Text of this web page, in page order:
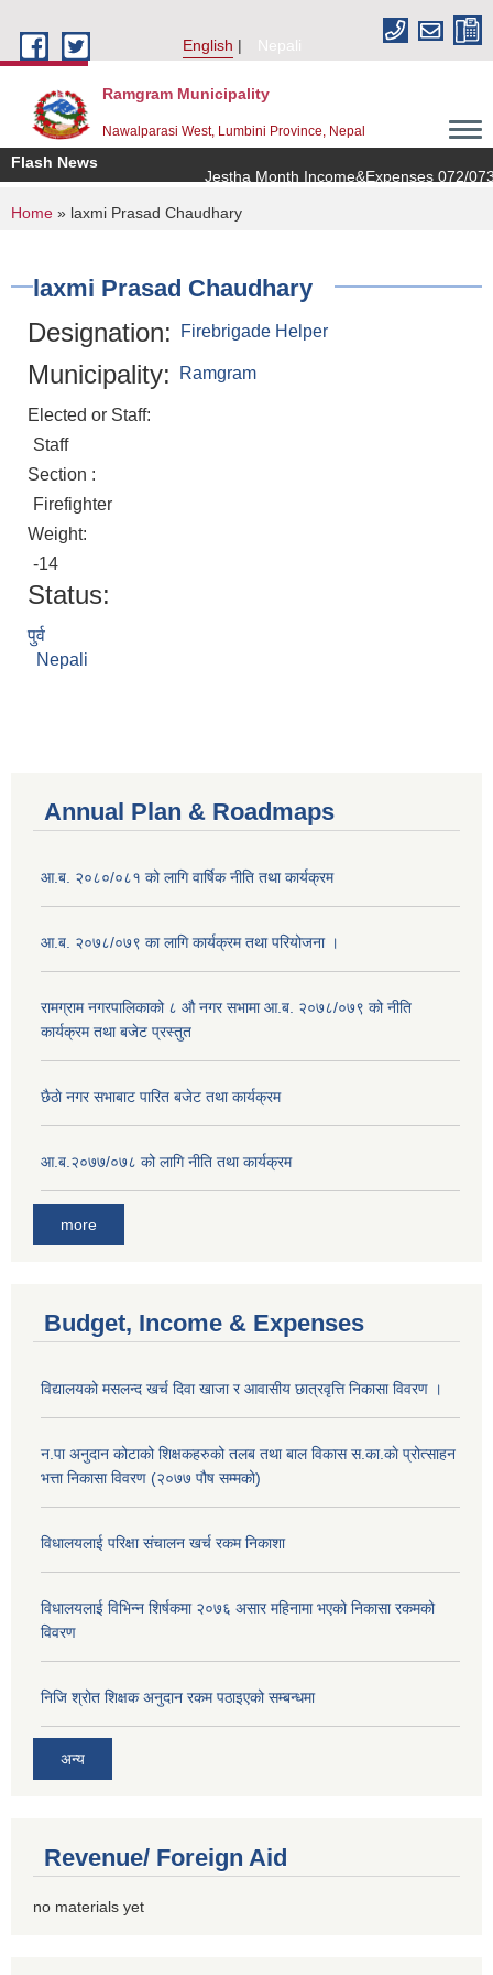
English
Nepali
Ramgram Municipality
Nawalparasi West, Lumbini Province, Nepal
Flash News
Jestha Month Income&Expenses 072/073
You are here
Home » laxmi Prasad Chaudhary
laxmi Prasad Chaudhary
Designation: Firebrigade Helper
Municipality: Ramgram
Elected or Staff:
Staff
Section :
Firefighter
Weight:
-14
Status:
पुर्व
Nepali
Annual Plan & Roadmaps
आ.ब. २०८०/०८१ को लागि वार्षिक नीति तथा कार्यक्रम
आ.ब. २०७८/०७९ का लागि कार्यक्रम तथा परियोजना ।
‍रामग्राम नगरपालिकाको ८ औ नगर सभामा आ‍.ब. २०७८/०७९ को नीति
कार्यक्रम तथा बजेट प्रस्तुत
छै‌ठाे नगर सभाबाट पारित बजेट तथा कार्यक्रम
आ.ब.२०७७/०७८ को लागि नीति तथा कार्यक्रम
more
Budget, Income & Expenses
विद्यालयको मसलन्द खर्च दिवा खाजा र आवासीय छात्रवृत्ति निकासा विवरण ।
न.पा अनुदान कोटाको शिक्षकहरुको तलब तथा बाल विकास स.का.काे प्रोत्साहन
भत्ता निकासा विवरण (२०७७ पौष सम्मको)
विधालयलाई परिक्षा स‌ंचालन खर्च रकम निकाशा
विधालयलाई विभिन्न शिर्षकमा २०७६ असार महिनामा भएको निकासा रकमको
विवरण
निजि श्रोत शिक्षक अनुदान रकम पठाइएको सम्बन्धमा
अन्य
Revenue/ Foreign Aid
no materials yet